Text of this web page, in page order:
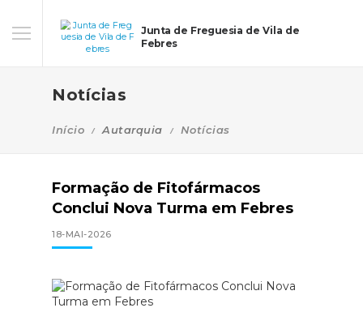
Junta de Freguesia de Vila de
Febres
Notícias
Início Autarquia Notícias
Formação de Fitofármacos
Conclui Nova Turma em Febres
18-MAI-2026